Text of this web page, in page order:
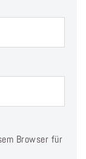
Browser für